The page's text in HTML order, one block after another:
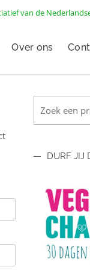
van de
Over ons
DURF JIJ